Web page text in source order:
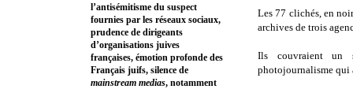
Les 77 clichés, en
archives de trois
Ils couvraient un
photojournalisme qui
l’antisémitisme du suspect
fournies par les réseaux sociaux,
prudence de dirigeants
d’organisations juives
françaises, émotion profonde des
Français juifs, silence de
mainstream medias, notamment